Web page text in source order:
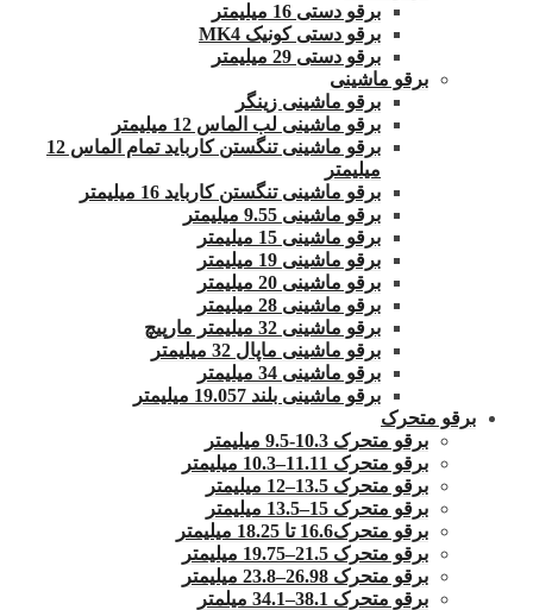
برقو دستی 16 میلیمتر
برقو دستی کونیک MK4
برقو دستی 29 میلیمتر
برقو ماشینی
برقو ماشینی زینگر
برقو ماشینی لب الماس 12 میلیمتر
برقو ماشینی تنگستن کارباید تمام الماس 12
میلیمتر
برقو ماشینی تنگستن کارباید 16 میلیمتر
برقو ماشینی 9.55 میلیمتر
برقو ماشینی 15 میلیمتر
برقو ماشینی 19 میلیمتر
برقو ماشینی 20 میلیمتر
برقو ماشینی 28 میلیمتر
برقو ماشینی 32 میلیمتر مارپیچ
برقو ماشینی ماپال 32 میلیمتر
برقو ماشینی 34 میلیمتر
برقو ماشینی بلند 19.057 میلیمتر
برقو متحرک
برقو متحرک 10.3-9.5 میلیمتر
برقو متحرک 11.11–10.3 میلیمتر
برقو متحرک 13.5–12 میلیمتر
برقو متحرک 15–13.5 میلیمتر
برقو متحرک16.6 تا 18.25 میلیمتر
برقو متحرک 21.5–19.75 میلیمتر
برقو متحرک 26.98–23.8 میلیمتر
برقو متحرک 38.1–34.1 میلمتر